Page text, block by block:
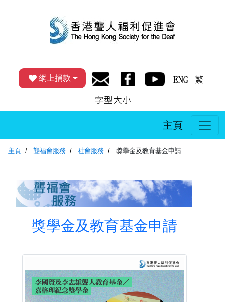
網上捐款
主頁
主頁 聾福會服務 社會服務 獎學金及教育基金申請
獎學金及教育基金申請